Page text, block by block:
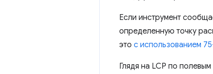
Если инструмент
определенную точку
это с использованием
Глядя на LCP по